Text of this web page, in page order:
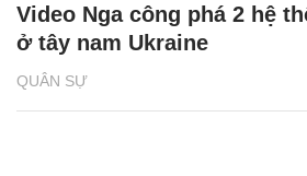
QUÂN SỰ
Video Nga công phá 2 hệ
ở tây nam Ukraine